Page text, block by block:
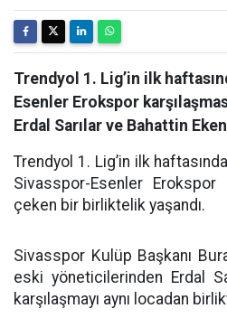
Trendyol 1. Lig’in ilk
Esenler Erokspor
Erdal Sarılar ve Bahattin
Trendyol 1. Lig’in ilk
Sivasspor-Esenler Erokspor
çeken bir birliktelik yaşandı.
Sivasspor Kulüp Başkanı
eski yöneticilerinden Erdal
karşılaşmayı aynı locadan